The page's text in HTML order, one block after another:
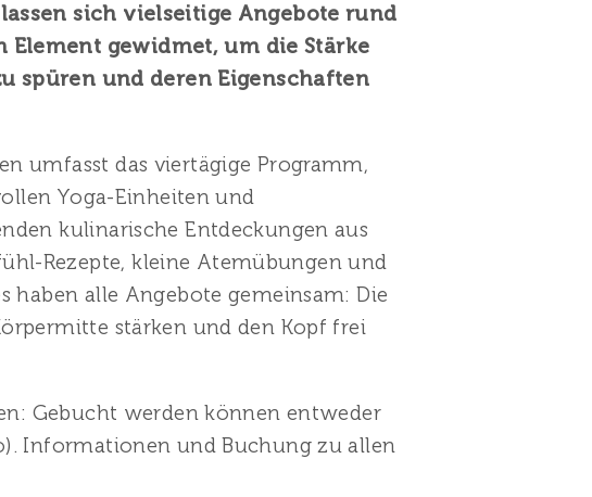
sich vielseitige Angebote rund
gewidmet, um die Stärke
spüren und deren Eigenschaften
umfasst das viertägige Programm,
Yoga-Einheiten und
kulinarische Entdeckungen aus
Rezepte, kleine Atemübungen und
haben alle Angebote gemeinsam: Die
stärken und den Kopf frei
Gebucht werden können entweder
Informationen und Buchung zu allen